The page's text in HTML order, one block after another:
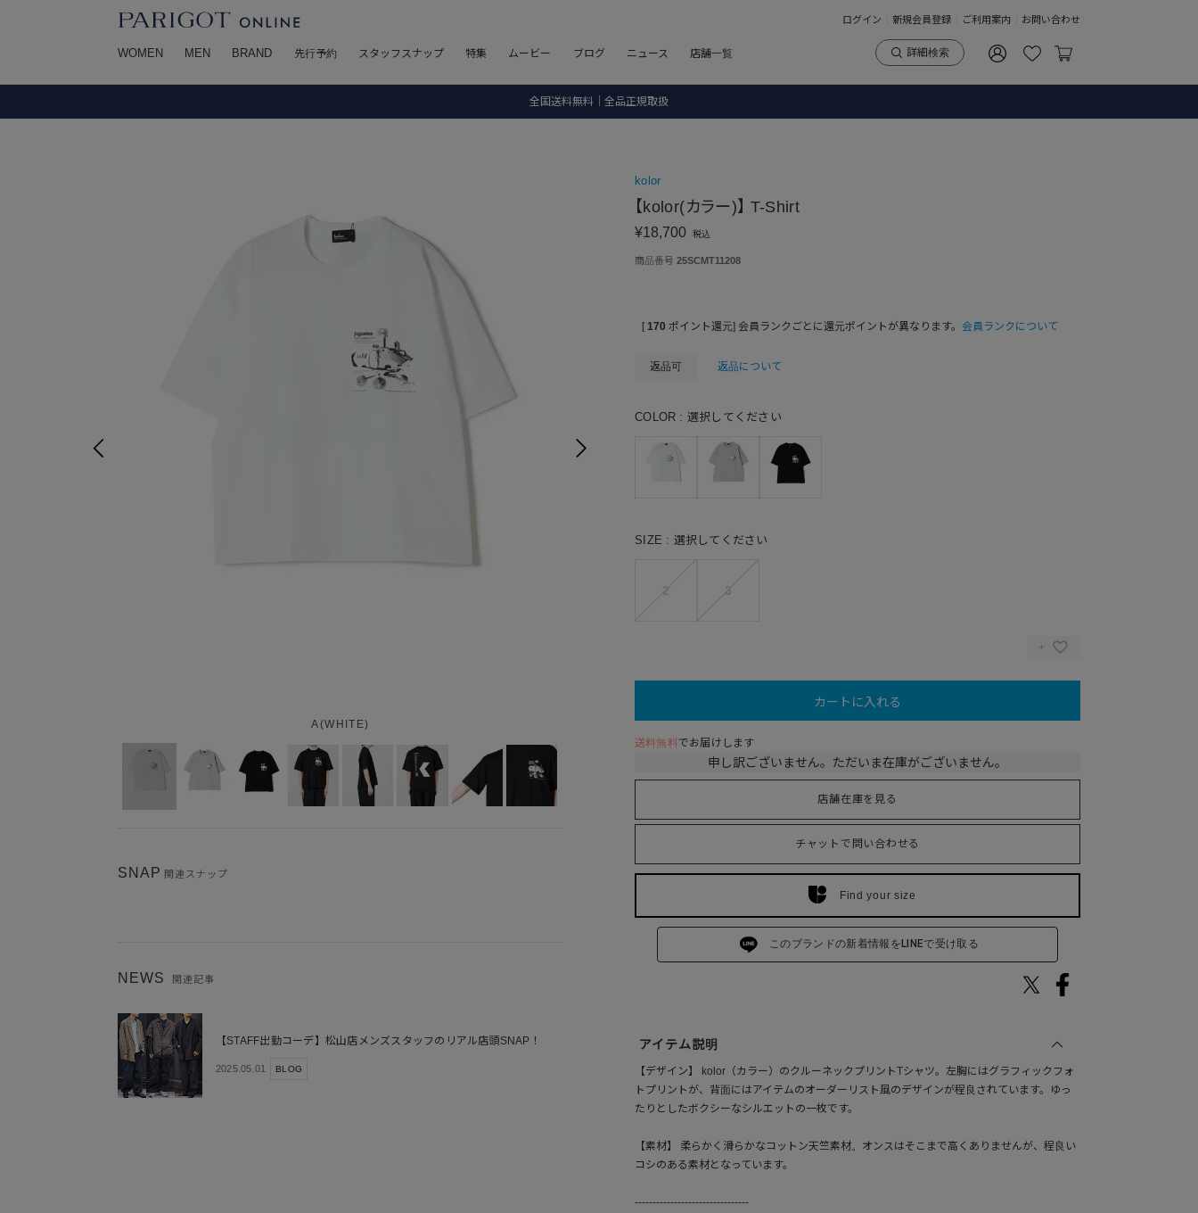
ログイン 新規会員登録 ご利用案内 お問い合わせ
WOMEN MEN BRAND 先行予約 スタッフスナップ 特集 ムービー ブログ ニュース 店舗一覧 詳細検索
全国送料無料｜全品正規取扱
A(WHITE) B(GRAY)
SNAP 関連スナップ
NEWS 関連記事
【STAFF出勤コーデ】松山店メンズスタッフのリアル店頭SNAP！
2025.05.01 BLOG
kolor
【kolor(カラー)】 T-Shirt
¥18,700 税込
商品番号 25SCMT11208
[ 170 ポイント還元] 会員ランクごとに還元ポイントが異なります。 会員ランクについて
返品可 返品について
COLOR 選択してください
SIZE 選択してください
カートに入れる
送料無料 でお届けします
申し訳ございません。ただいま在庫がございません。
店舗在庫を見る
チャットで問い合わせる
Find your size
このブランドの新着情報をLINEで受け取る
アイテム説明
【デザイン】 kolor（カラー）のクルーネックプリントTシャツ。左胸にはグラフィックフォ
トプリントが、背面にはアイテムのオーダーリスト風のデザインが程良されています。ゆっ
たりとしたボクシーなシルエットの一枚です。
【素材】 柔らかく滑らかなコットン天竺素材。オンスはそこまで高くありませんが、程良い
コシのある素材となっています。
--------------------------------